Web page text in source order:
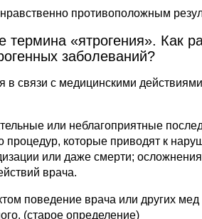
противоположным
«ятрогения». Как
заболеваний?
связи с медицинскими
или неблагоприятные
процедур, которые приводят к
или даже смерти;
врача.
поведение врача или других мед
(старое определение)